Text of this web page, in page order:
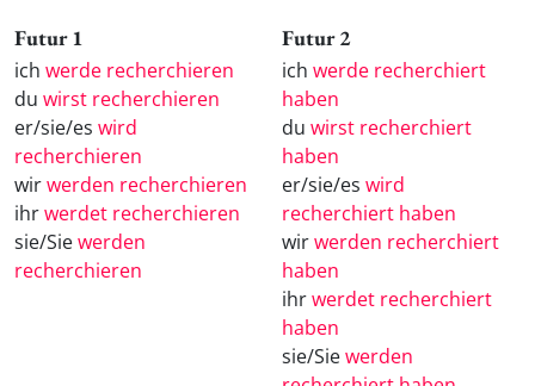
Futur 1
ich werde recherchieren
du wirst recherchieren
er/sie/es wird
recherchieren
wirwerden recherchieren
ihrwerdet recherchieren
sie/Siewerden
recherchieren
Futur 2
ich werde recherchiert
haben
du wirst recherchiert
haben
er/sie/es wird
recherchiert haben
wirwerden recherchiert
haben
ihrwerdet recherchiert
haben
sie/Siewerden